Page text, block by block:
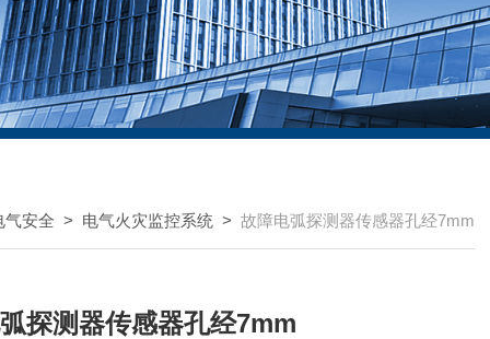
气安全 > 电气火灾监控系统 > 故障电弧探测器传感器孔经7mm
探测器传感器孔经7mm